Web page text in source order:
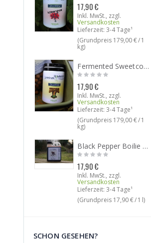
17,90 €
Inkl. MwSt., zzgl.
Versandkosten
Lieferzeit: 3-4 Tage¹
(Grundpreis 179,00 €/ 1
kg)
Fermented Sweetcorn Bait Powder
17,90 €
Inkl. MwSt., zzgl.
Versandkosten
Lieferzeit: 3-4 Tage¹
(Grundpreis 179,00 €/ 1
kg)
Black Pepper Boilie Soak
17,90 €
Inkl. MwSt., zzgl.
Versandkosten
Lieferzeit: 3-4 Tage¹
(Grundpreis 17,90 €/ 1 l)
SCHON GESEHEN?